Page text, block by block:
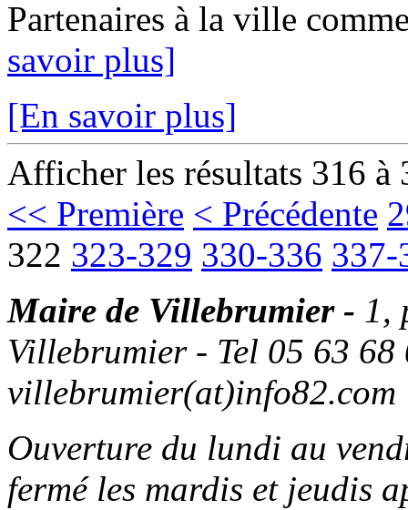
Partenaires à la ville
savoir plus]
[En savoir plus]
Afficher les résultats 316 à
<< Première < Précédente
322 323-329 330-336 337-
Maire de Villebrumier - 1,
Villebrumier - Tel 05 63
villebrumier(at)info82.com
Ouverture du lundi au
fermé les mardis et jeudis